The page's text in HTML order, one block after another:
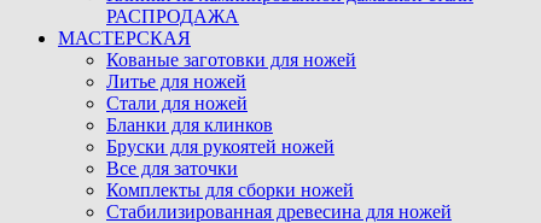
РАСПРОДАЖА
МАСТЕРСКАЯ
Кованые заготовки для ножей
Литье для ножей
Стали для ножей
Бланки для клинков
Бруски для рукоятей ножей
Все для заточки
Комплекты для сборки ножей
Стабилизированная древесина для ножей